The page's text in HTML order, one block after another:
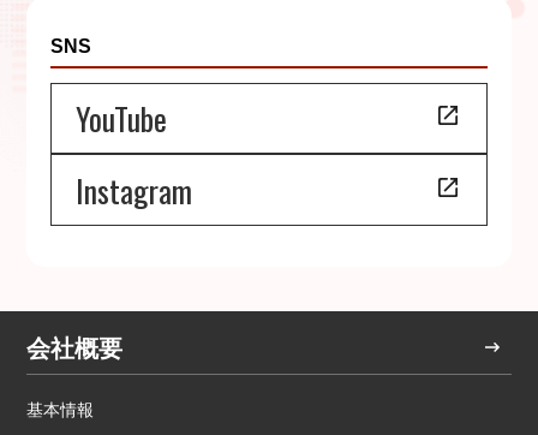
SNS
YouTube
Instagram
会社概要
基本情報